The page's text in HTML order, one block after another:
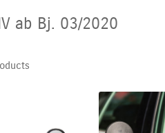
ab Bj. 03/2020